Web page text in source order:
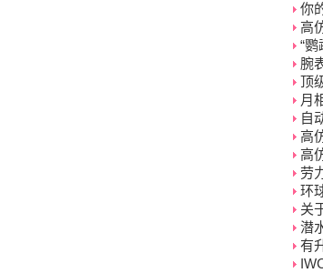
你
高
“
腕
顶
月
自
高
高
劳
环
关
潜
有